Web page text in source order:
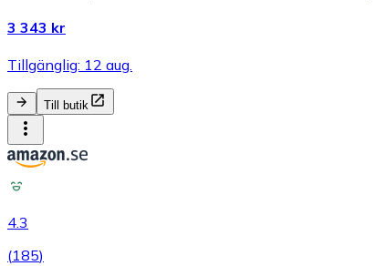
3 343 kr
Tillgänglig: 12 aug.
Till butik
4.3
(185)